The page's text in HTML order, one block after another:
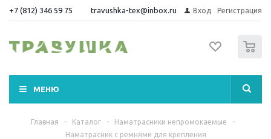
+7 (812) 346 59 75 travushka-tex@inbox.ru Вход Регистрация
МЕНЮ
Главная - Каталог - Наматрасники непромокаемые
-
Наматрасник с ремнями для крепления